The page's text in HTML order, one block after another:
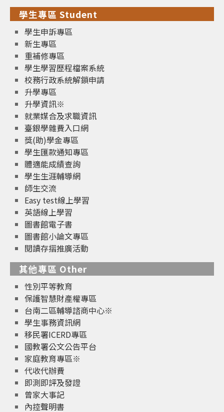
學生專區 Student
學生申訴專區
新生專區
重補修專區
學生學習歷程檔案系統
校務行政系統解鎖申請
升學專區
升學資訊※
就業媒合及求職資訊
臺銀學雜費入口網
獎(助)學金專區
學生匯款通知專區
體適能成績查詢
學生生涯輔導網
師生交流
Easy test線上學習
英語線上學習
圖書館電子書
圖書館小論文專區
閱讀存摺推廣活動
其他專區 Other
性別平等教育
保護智慧財產權專區
台南二區輔導諮商中心※
學生事務資訊網
移民署ICERD專區
國教署公文公告平台
家庭教育專區※
代收代辦費
即測即評及發證
曾家大事記
內控聲明書